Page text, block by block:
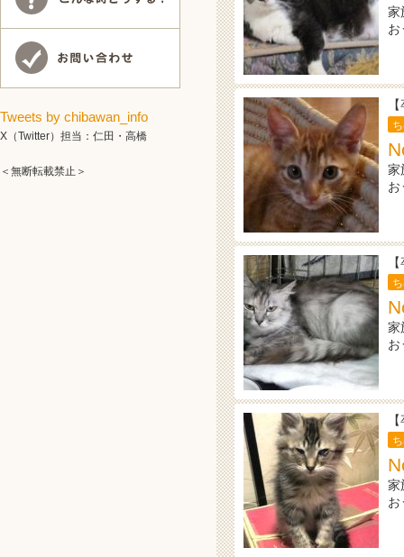
家
お
家
お
家
お
家
お
Tweets by chibawan_info
X（Twitter）担当：仁田・高橋
＜無断転載禁止＞